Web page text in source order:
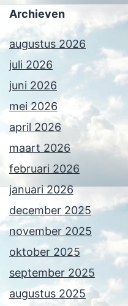
Archieven
augustus 2026
juli 2026
juni 2026
mei 2026
april 2026
maart 2026
februari 2026
januari 2026
december 2025
november 2025
oktober 2025
september 2025
augustus 2025